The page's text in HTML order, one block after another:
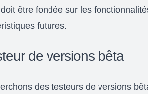
être fondée sur les
futures.
de versions bêta
des testeurs de versions